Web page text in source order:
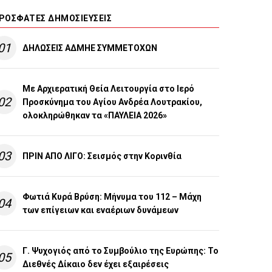
ΔΗΜΟΣΙΕΎΣΕΙΣ
ΔΗΛΩΣΕΙΣ ΑΔΜΗΕ ΣΥΜΜΕΤΟΧΩΝ
Με Αρχιερατική Θεία Λειτουργία στο Ιερό
Προσκύνημα του Αγίου Ανδρέα Λουτρακίου,
ολοκληρώθηκαν τα «ΠΑΥΛΕΙΑ 2026»
ΠΡΙΝ ΑΠΟ ΛΙΓO: Σεισμός στην Κορινθία
Φωτιά Κυρά Βρύση: Μήνυμα του 112 – Μάχη
των επίγειων και εναέριων δυνάμεων
Γ. Ψυχογιός από το Συμβούλιο της Ευρώπης: Το
Διεθνές Δίκαιο δεν έχει εξαιρέσεις